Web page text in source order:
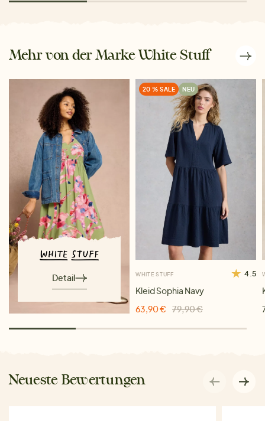
Mehr von der Marke White Stuff
Detail
20 % SALE NEU
WHITE STUFF 4.5
Kleid Sophia Navy
63,90 €
79,90 €
Neueste Bewertungen